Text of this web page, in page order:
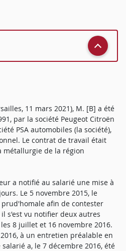
11 mars 2021), M. [B] a été
par la société Peugeot Citroën
PSA automobiles (la société),
Le contrat de travail était
métallurgie de la région
a notifié au salarié une mise à
Le 5 novembre 2015, le
afin de contester
s'est vu notifier deux autres
8 juillet et 16 novembre 2016.
à un entretien préalable en
a, le 7 décembre 2016, été